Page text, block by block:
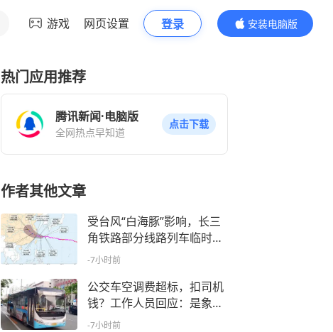
游戏 网页设置 登录
安装电脑版
内容更精彩
热门应用推荐
腾讯新闻·电脑版
全网热点早知道
点击下载
作者其他文章
受台风“白海豚”影响，长三
角铁路部分线路列车临时停
运
-7小时前
公交车空调费超标，扣司机
钱？工作人员回应：是象征
性、提醒性的处罚和奖励
-7小时前